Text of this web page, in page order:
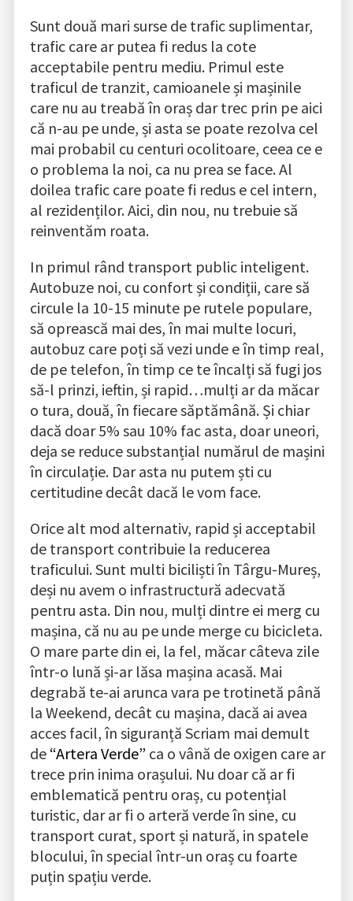
Sunt două mari surse de trafic suplimentar,
trafic care ar putea fi redus la cote
acceptabile pentru mediu. Primul este
traficul de tranzit, camioanele și mașinile
care nu au treabă în oraș dar trec prin pe aici
că n-au pe unde, și asta se poate rezolva cel
mai probabil cu centuri ocolitoare, ceea ce e
o problema la noi, ca nu prea se face. Al
doilea trafic care poate fi redus e cel intern,
al rezidenților. Aici, din nou, nu trebuie să
reinventăm roata.
In primul rând transport public inteligent.
Autobuze noi, cu confort și condiții, care să
circule la 10-15 minute pe rutele populare,
să oprească mai des, în mai multe locuri,
autobuz care poți să vezi unde e în timp real,
de pe telefon, în timp ce te încalți să fugi jos
să-l prinzi, ieftin, și rapid…mulți ar da măcar
o tura, două, în fiecare săptămână. Și chiar
dacă doar 5% sau 10% fac asta, doar uneori,
deja se reduce substanțial numărul de mașini
în circulație. Dar asta nu putem ști cu
certitudine decât dacă le vom face.
Orice alt mod alternativ, rapid și acceptabil
de transport contribuie la reducerea
traficului. Sunt multi biciliști în Târgu-Mureș,
deși nu avem o infrastructură adecvată
pentru asta. Din nou, mulți dintre ei merg cu
mașina, că nu au pe unde merge cu bicicleta.
O mare parte din ei, la fel, măcar câteva zile
într-o lună și-ar lăsa mașina acasă. Mai
degrabă te-ai arunca vara pe trotinetă până
la Weekend, decât cu mașina, dacă ai avea
acces facil, în siguranță Scriam mai demult
de “Artera Verde” ca o vână de oxigen care ar
trece prin inima orașului. Nu doar că ar fi
emblematică pentru oraș, cu potențial
turistic, dar ar fi o arteră verde în sine, cu
transport curat, sport și natură, in spatele
blocului, în special într-un oraș cu foarte
puțin spațiu verde.